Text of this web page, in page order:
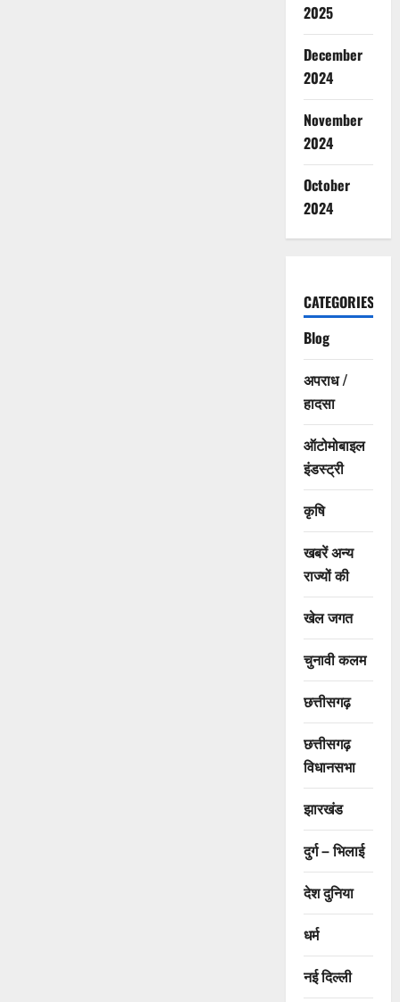
2025
December
2024
November
2024
October
2024
CATEGORIES
Blog
अपराध /
हादसा
ऑटोमोबाइल
इंडस्ट्री
कृषि
खबरें अन्य
राज्यों की
खेल जगत
चुनावी कलम
छत्तीसगढ़
छत्तीसगढ़
विधानसभा
झारखंड
दुर्ग – भिलाई
देश दुनिया
धर्म
नई दिल्ली